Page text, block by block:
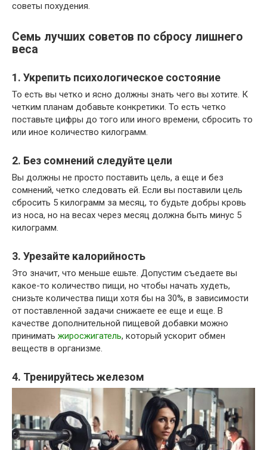
советы похудения.
Семь лучших советов по сбросу лишнего
веса
1. Укрепить психологическое состояние
То есть вы четко и ясно должны знать чего вы хотите. К
четким планам добавьте конкретики. То есть четко
поставьте цифры до того или иного времени, сбросить то
или иное количество килограмм.
2. Без сомнений следуйте цели
Вы должны не просто поставить цель, а еще и без
сомнений, четко следовать ей. Если вы поставили цель
сбросить 5 килограмм за месяц, то будьте добры кровь
из носа, но на весах через месяц должна быть минус 5
килограмм.
3. Урезайте калорийность
Это значит, что меньше ешьте. Допустим съедаете вы
какое-то количество пищи, но чтобы начать худеть,
снизьте количества пищи хотя бы на 30%, в зависимости
от поставленной задачи снижаете ее еще и еще. В
качестве дополнительной пищевой добавки можно
принимать жиросжигатель, который ускорит обмен
веществ в организме.
4. Тренируйтесь железом